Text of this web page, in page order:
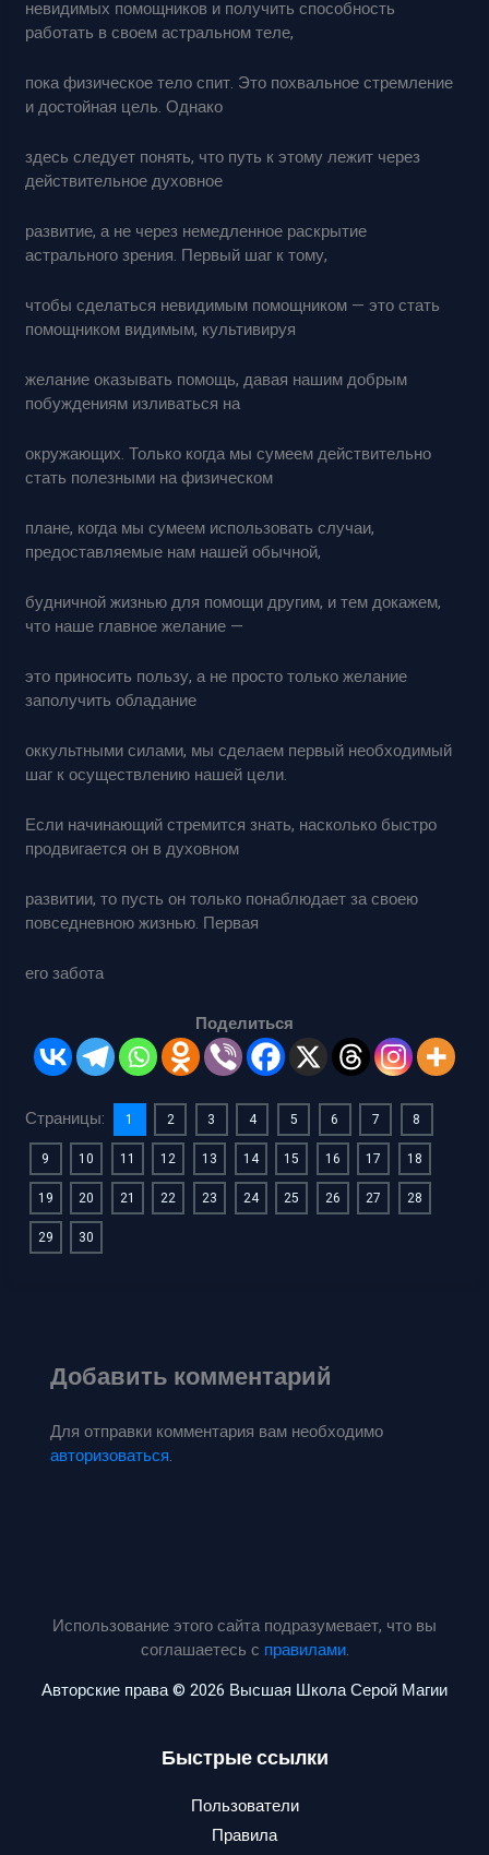
невидимых помощников и получить способность
работать в своем астральном теле,
пока физическое тело спит. Это похвальное стремление
и достойная цель. Однако
здесь следует понять, что путь к этому лежит через
действительное духовное
развитие, а не через немедленное раскрытие
астрального зрения. Первый шаг к тому,
чтобы сделаться невидимым помощником — это стать
помощником видимым, культивируя
желание оказывать помощь, давая нашим добрым
побуждениям изливаться на
окружающих. Только когда мы сумеем действительно
стать полезными на физическом
плане, когда мы сумеем использовать случаи,
предоставляемые нам нашей обычной,
будничной жизнью для помощи другим, и тем докажем,
что наше главное желание —
это приносить пользу, а не просто только желание
заполучить обладание
оккультными силами, мы сделаем первый необходимый
шаг к осуществлению нашей цели.
Если начинающий стремится знать, насколько быстро
продвигается он в духовном
развитии, то пусть он только понаблюдает за своею
повседневною жизнью. Первая
его забота
Поделиться
Страницы: 1 2 3 4 5 6 7
8
9
10 11 12 13 14 15 16 17
18
19
20 21 22 23 24 25 26 27
28
29
30
Добавить комментарий
Для отправки комментария вам необходимо
авторизоваться.
Использование этого сайта подразумевает, что вы
соглашаетесь с правилами.
Авторские права © 2026 Высшая Школа Серой Магии
Быстрые ссылки
Пользователи
Правила